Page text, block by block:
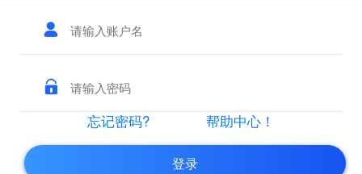
忘记密码? 帮助中心！
登录